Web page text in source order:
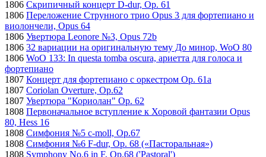
1806 Скрипичный концерт D-dur, Op. 61
1806 Переложение Струнного трио Opus 3 для фортепиано и
виолончели, Opus 64
1806 Увертюра Leonore №3, Opus 72b
1806 32 вариации на оригинальную тему До минор, WoO 80
1806 WoO 133: In questa tomba oscura, ариетта для голоса и
фортепиано
1807 Концерт для фортепиано с оркестром Op. 61a
1807 Coriolan Overture, Op.62
1807 Увертюра "Кориолан" Op. 62
1808 Первоначальное вступление к Хоровой фантазии Opus
80, Hess 16
1808 Симфония №5 c-moll, Op.67
1808 Симфония №6 F-dur, Op. 68 («Пасторальная»)
1808 Symphony No.6 in F, Op.68 ('Pastoral')